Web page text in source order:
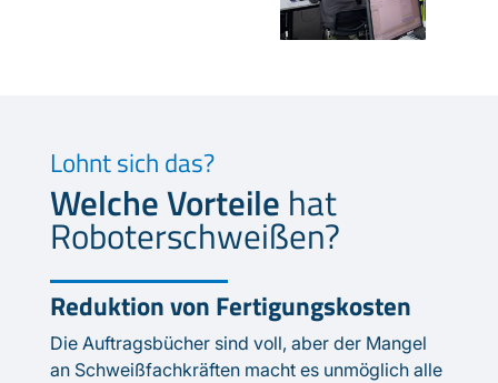
Lohnt sich das?
Welche Vorteile hat
Roboterschweißen?
Reduktion von Fertigungskosten
Die Auftragsbücher sind voll, aber der Mangel
an Schweißfachkräften macht es unmöglich alle